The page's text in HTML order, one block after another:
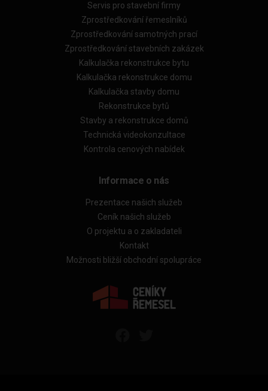
Servis pro stavební firmy
Zprostředkování řemeslníků
Zprostředkování samotných prací
Zprostředkování stavebních zakázek
Kalkulačka rekonstrukce bytu
Kalkulačka rekonstrukce domu
Kalkulačka stavby domu
Rekonstrukce bytů
Stavby a rekonstrukce domů
Technická videokonzultace
Kontrola cenových nabídek
Informace o nás
Prezentace našich služeb
Ceník našich služeb
O projektu a o zakladateli
Kontakt
Možnosti bližší obchodní spolupráce